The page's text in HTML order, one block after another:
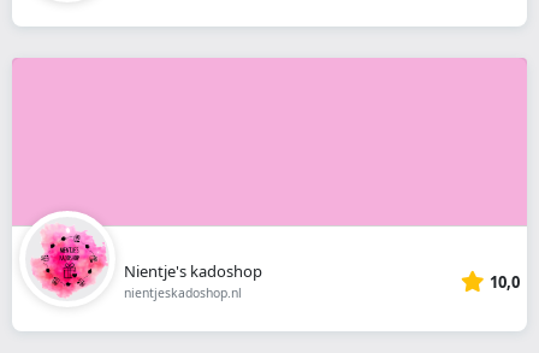
Nientje's kadoshop
nientjeskadoshop.nl 10,0